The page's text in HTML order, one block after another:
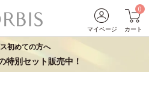
マイページ
0
カート
初めての方へ
特別セット販売中！